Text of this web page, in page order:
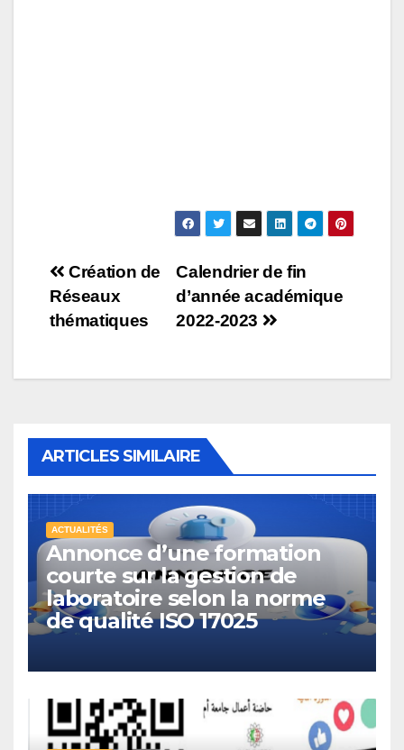
Navigation
de
Calendrier de fin
d’année académique
2022-2023
Création de
Réseaux
thématiques
ARTICLES SIMILAIRE
ACTUALITÉS
Annonce d’une formation
courte sur la gestion de
laboratoire selon la norme
de qualité ISO 17025